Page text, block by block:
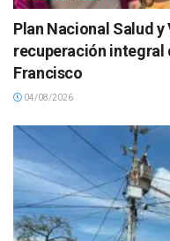
Plan Nacional Salud y
recuperación integral
Francisco
04/08/2026